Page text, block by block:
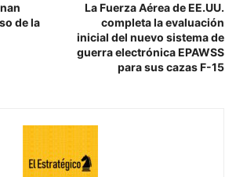
de la
La Fuerza Aérea de EE.UU.
completa la evaluación
inicial del nuevo sistema de
guerra electrónica EPAWSS
para sus cazas F-15